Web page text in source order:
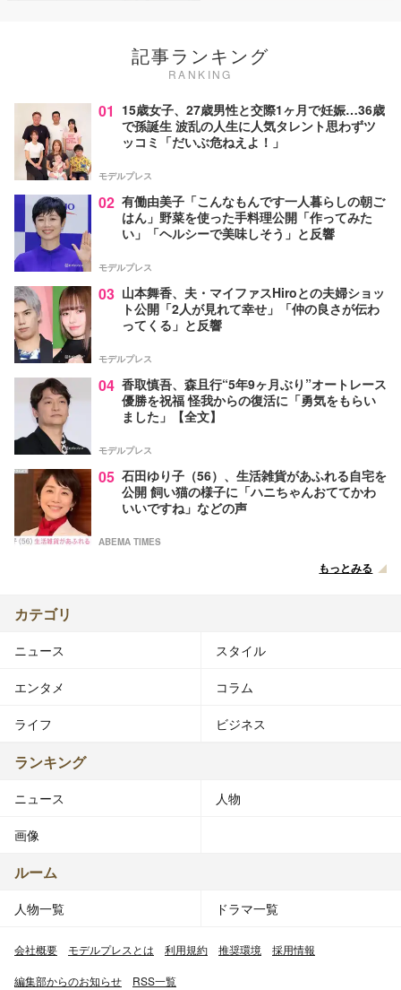
記事ランキング
RANKING
01 15歳女子、27歳男性と交際1ヶ月で妊娠…36歳
で孫誕生 波乱の人生に人気タレント思わずツ
ッコミ「だいぶ危ねえよ！」
モデルプレス
02 有働由美子「こんなもんです一人暮らしの朝ご
はん」野菜を使った手料理公開「作ってみた
い」「ヘルシーで美味しそう」と反響
モデルプレス
03 山本舞香、夫・マイファスHiroとの夫婦ショッ
ト公開「2人が見れて幸せ」「仲の良さが伝わ
ってくる」と反響
モデルプレス
04 香取慎吾、森且行“5年9ヶ月ぶり”オートレース
優勝を祝福 怪我からの復活に「勇気をもらい
ました」【全文】
モデルプレス
05 石田ゆり子（56）、生活雑貨があふれる自宅を
公開 飼い猫の様子に「ハニちゃんおててかわ
いいですね」などの声
ABEMA TIMES
もっとみる
カテゴリ
ニュース スタイル
エンタメ コラム
ライフ ビジネス
ランキング
ニュース 人物
画像
ルーム
人物一覧 ドラマ一覧
会社概要 モデルプレスとは 利用規約 推奨環境 採用情報
編集部からのお知らせ RSS一覧